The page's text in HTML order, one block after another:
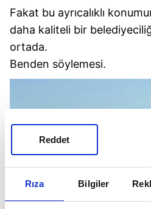
Rıza Bilgiler
Reddet
Fakat bu ayrıcalıklı
daha kaliteli bir
ortada.
Benden söylemesi.